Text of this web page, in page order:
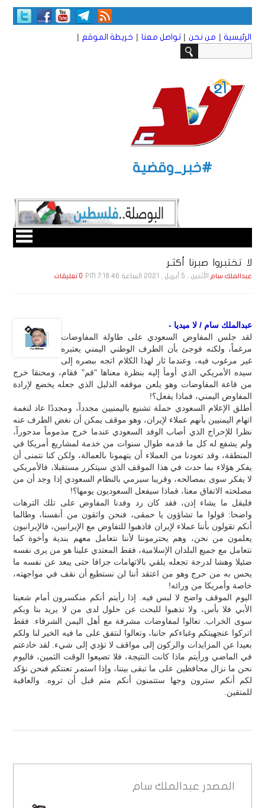
الرئيسية | من نحن | تواصل معنا | خريطة الموقع |
#خبر_وقضية
لا تختبروا صبرنا أكثـر
عبدالملك سام الأثنين , 5 أبـريـل , 2021 الساعة 7:18:46 PM 0 تعليقات
عبدالملك سام / لا ميديا -
لقد جلس المفاوض السعودي على طاولة المفاوضات
مرغماً، ولكنه فوجئ بأن الطرف الوطني اليمني يعتبره
غير مرغوب فيه، وعندما ثار لهذا الكلام اتجه ببصره إلى
سيده الأمريكي الذي أومأ إليه بنظرة معناها "قم" فقام، ومحنقا خرج
من قاعة المفاوضات وهو يلعن موقفه الذليل الذي جعله يخضع لإرادة
المفاوض اليمني، فماذا يفعل؟!
أطلق الإعلام السعودي حملة تشنيع باليمنيين مجدداً، ومجددًا عاد لنغمة
اتهام اليمنيين بأنهم عملاء لإيران، وهو موقف يمكن أن نغض الطرف عنه
نظرا للإحراج الذي أصاب الوفد السعودي عندما خرج مذموماً مدحوراً،
ولم يشفع له كل ما قدمه طوال سنوات من خدمة لمشاريع أمريكا في
المنطقة، وقد تعودنا من العملاء أن يتهمونا بالعمالة، ولكن كنا نتمنى أن
يفكر هؤلاء بما حدث في هذا الموقف الذي سيتكرر مستقبلا، فالأمريكي
لا يفكر سوى بمصالحه، وقريبا سيرمي بالنظام السعودي إذا وجد أن من
مصلحته الاتفاق معنا، فماذا سيفعل السعوديون يومها؟!
فليقل ما يشاء إذن، فقد كان رد وفدنا المفاوض على تلك الترهات
واضحا: قولوا ما تشاؤون يا حمقى، فنحن واثقون من أنفسنا، وطالما
أنكم تقولون بأننا عملاء لإيران فاذهبوا للتفاوض مع الإيرانيين، فالإيرانيون
يعلمون من نحن، وهم يحترموننا لأننا نتعامل معهم بندية وأخوة كما
نتعامل مع جميع البلدان الإسلامية، فقط المعتدي علينا هو من يرى نفسه
ضئيلا وهشا لدرجة تجعله يلقي بالاتهامات جزافا حتى يبعد عن نفسه ما
يحس به من حرج وهو من اعتقد أننا لن نستطيع أن نقف في مواجهته،
خاصة وأمريكا من ورائه!
اليوم الموقف واضح لا لبس فيه. إذا رأيتم أنكم منكسرون أمام شعبنا
الأبي فلا بأس، ولا تذهبوا للبحث عن حلول لدى من لا يريد بنا وبكم
سوى الخراب. تعالوا لمفاوضات مشرفة مع أهل اليمن الشرفاء. فقط
اتركوا عنجهيتكم وغباءكم جانبا، وتعالوا لنتفق على ما فيه الخير لنا ولكم
بعيدا عن المزايدات والركون إلى مواقف لا تؤدي إلى شيء. لقد خادعتم
في الماضي ورأيتم ماذا كانت النتيجة، فلا تضيعوا الوقت الثمين، فاليوم
نحن ما نزال محافظين على ما تبقى بيننا، وإذا استمر تعنتكم فنحن نؤكد
لكم أنكم سترون وجها ستتمنون أنكم متم قبل أن تروه. والعاقبة
للمتقين.
المصدر عبدالملك سام